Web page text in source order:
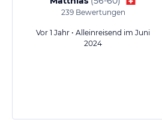
239Bewertungen
Vor 1 Jahr • Alleinreisend im Juni
2024